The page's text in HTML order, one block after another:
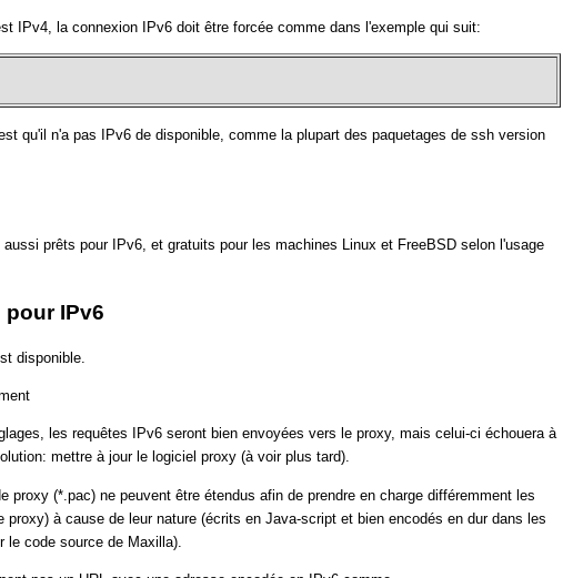
IPv4, la connexion IPv6 doit être forcée comme dans l'exemple qui suit:
qu'il n'a pas IPv6 de disponible, comme la plupart des paquetages de ssh version
prêts pour IPv6, et gratuits pour les machines Linux et FreeBSD selon l'usage
pour IPv6
disponible.
les requêtes IPv6 seront bien envoyées vers le proxy, mais celui-ci échouera à
mettre à jour le logiciel proxy (à voir plus tard).
proxy (*.pac) ne peuvent être étendus afin de prendre en charge différemment les
à cause de leur nature (écrits en Java-script et bien encodés en dur dans les
code source de Maxilla).